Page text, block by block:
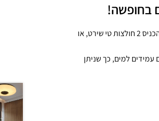
בחופשה!
מכונת כביסה מתקפלת זו עובדת במשך 10 דקות, זוהי ברירת המחדל של המכונה- ניתן להכניס 2 חולצות טי שירט, או
הזמן הינם עמידים למים, כך שניתן